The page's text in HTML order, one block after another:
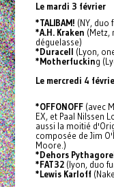
Le mardi 3 février
*TALIBAM! (NY,
*A.H. Kraken (Metz,
déguelasse)
*Duracell (Lyon,
*Motherfucking
Le mercredi 4
*OFFONOFF (avec
EX, et Paal Nilssen
aussi la moitié
composée de Jim
Moore.)
*Dehors
*FAT32(lyon, duo
*Lewis Karloff